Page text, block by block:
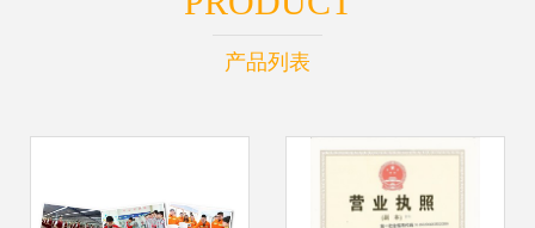
产品列表